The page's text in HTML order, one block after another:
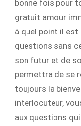
bonne fois pour
gratuit amour
à quel point il
questions sans
son futur et de
permettra de se
toujours la
interlocuteur,
aux questions